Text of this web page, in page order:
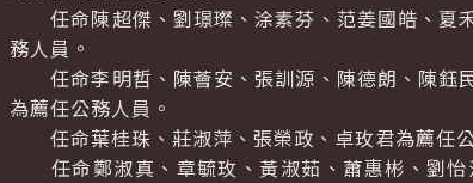
任命陳超傑、劉璟璨、涂素芬、范姜國皓、夏
務人員。
任命李明哲、陳薈安、張訓源、陳德朗、陳鈺
為薦任公務人員。
任命葉桂珠、莊淑萍、張榮政、卓玫君為薦任
任命鄭淑真、章毓玫、黃淑茹、蕭惠彬、劉怡